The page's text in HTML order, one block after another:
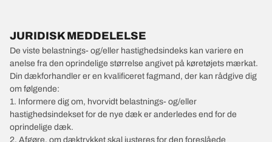
JURIDISK MEDDELELSE
De viste belastnings- og/eller hastighedsindeks kan variere en
anelse fra den oprindelige størrelse angivet på køretøjets mærkat.
Din dækforhandler er en kvalificeret fagmand, der kan rådgive dig
om følgende:
1. Informere dig om, hvorvidt belastnings- og/eller
hastighedsindekset for de nye dæk er anderledes end for de
oprindelige dæk.
2. Afgøre, om dæktrykket skal justeres for den foreslåede